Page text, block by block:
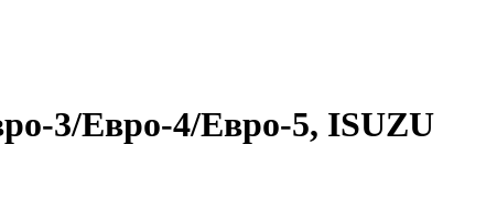
3/Евро-4/Евро-5, ISUZU